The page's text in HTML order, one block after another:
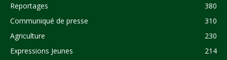
Reportages
380
Communiqué de presse
310
Agriculture
230
Expressions Jeunes
214